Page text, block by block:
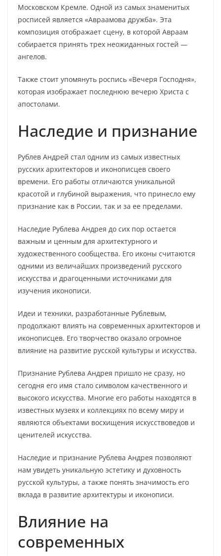
Московском Кремле. Одной из самых знаменитых
росписей является «Авраамова дружба». Эта
композиция отображает сцену, в которой Авраам
собирается принять трех неожиданных гостей —
ангелов.
Также стоит упомянуть роспись «Вечеря Господня»,
которая изображает последнюю вечерю Христа с
апостолами.
Наследие и признание
Рублев Андрей стал одним из самых известных
русских архитекторов и иконописцев своего
времени. Его работы отличаются уникальной
красотой и глубиной выражения, что принесло ему
признание как в России, так и за ее пределами.
Наследие Рублева Андрея до сих пор остается
важным и ценным для архитектурного и
художественного сообщества. Его иконы считаются
одними из величайших произведений русского
искусства и драгоценными источниками для
изучения иконописи.
Идеи и техники, разработанные Рублевым,
продолжают влиять на современных архитекторов и
иконописцев. Его творчество оказало огромное
влияние на развитие русской культуры и искусства.
Признание Рублева Андрея пришло не сразу, но
сегодня его имя стало символом качественного и
высокого искусства. Многие его работы находятся в
известных музеях и коллекциях по всему миру и
являются объектами восхищения искусствоведов и
ценителей искусства.
Наследие и признание Рублева Андрея позволяют
нам увидеть уникальную эстетику и духовность
русской культуры, а также понять значимость его
вклада в развитие архитектуры и иконописи.
Влияние на
современных